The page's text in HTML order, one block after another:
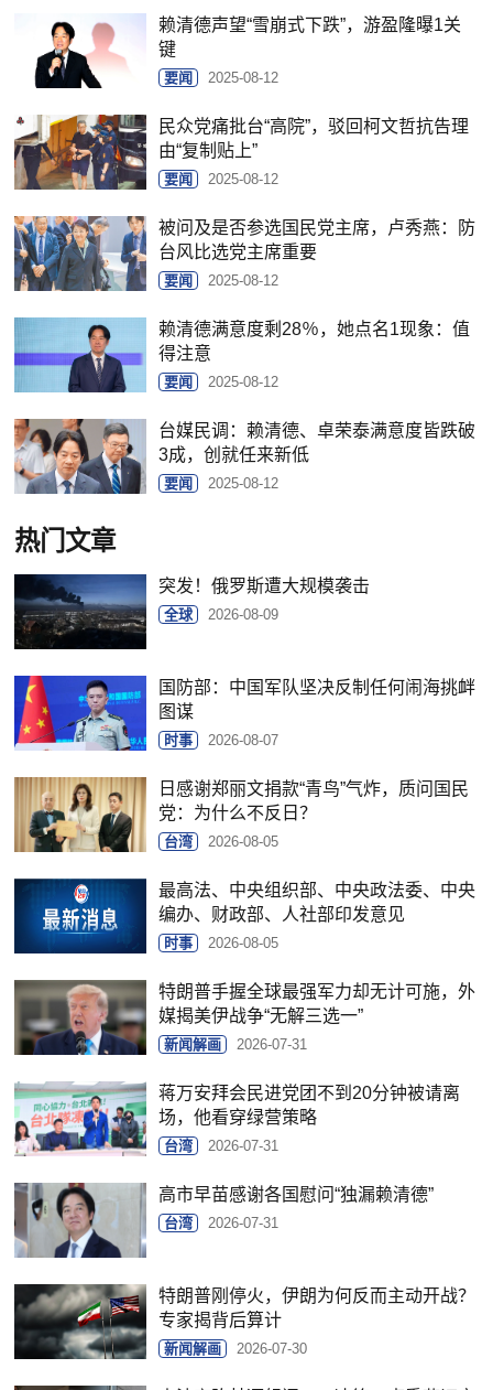
赖清德声望“雪崩式下跌”，游盈隆曝1关
键
要闻 2025-08-12
民众党痛批台“高院”，驳回柯文哲抗告理
由“复制贴上”
要闻 2025-08-12
被问及是否参选国民党主席，卢秀燕：防
台风比选党主席重要
要闻 2025-08-12
赖清德满意度剩28％，她点名1现象：值
得注意
要闻 2025-08-12
台媒民调：赖清德、卓荣泰满意度皆跌破
3成，创就任来新低
要闻 2025-08-12
热门文章
突发！俄罗斯遭大规模袭击
全球 2026-08-09
国防部：中国军队坚决反制任何闹海挑衅
图谋
时事 2026-08-07
日感谢郑丽文捐款“青鸟”气炸，质问国民
党：为什么不反日？
台湾 2026-08-05
最高法、中央组织部、中央政法委、中央
编办、财政部、人社部印发意见
时事 2026-08-05
特朗普手握全球最强军力却无计可施，外
媒揭美伊战争“无解三选一”
新闻解画 2026-07-31
蒋万安拜会民进党团不到20分钟被请离
场，他看穿绿营策略
台湾 2026-07-31
高市早苗感谢各国慰问“独漏赖清德”
台湾 2026-07-31
特朗普刚停火，伊朗为何反而主动开战？
专家揭背后算计
新闻解画 2026-07-30